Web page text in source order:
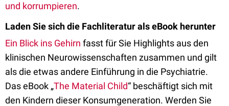
und korrumpieren.
Laden Sie sich die Fachliteratur als eBook herunter
Ein Blick ins Gehirn fasst für Sie Highlights aus den
klinischen Neurowissenschaften zusammen und gilt
als die etwas andere Einführung in die Psychiatrie.
Das eBook „The Material Child“ beschäftigt sich mit
den Kindern dieser Konsumgeneration. Werden Sie